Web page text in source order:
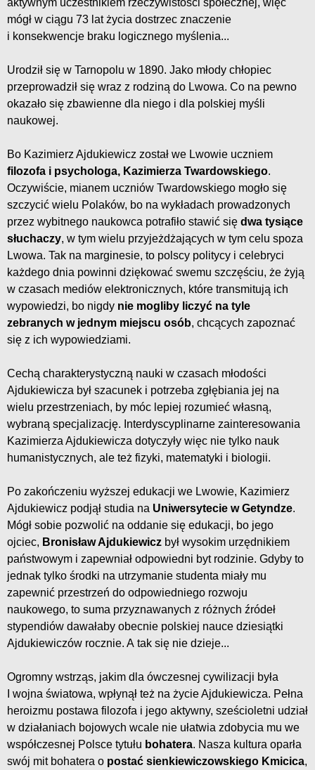
aktywnym uczestnikiem rzeczywistości społecznej, więc
mógł w ciągu 73 lat życia dostrzec znaczenie
i konsekwencje braku logicznego myślenia...
Urodził się w Tarnopolu w 1890. Jako młody chłopiec
przeprowadził się wraz z rodziną do Lwowa. Co na pewno
okazało się zbawienne dla niego i dla polskiej myśli
naukowej.
Bo Kazimierz Ajdukiewicz został we Lwowie uczniem
filozofa i psychologa, Kazimierza Twardowskiego.
Oczywiście, mianem uczniów Twardowskiego mogło się
szczycić wielu Polaków, bo na wykładach prowadzonych
przez wybitnego naukowca potrafiło stawić się dwa tysiące
słuchaczy, w tym wielu przyjeżdżających w tym celu spoza
Lwowa. Tak na marginesie, to polscy politycy i celebryci
każdego dnia powinni dziękować swemu szczęściu, że żyją
w czasach mediów elektronicznych, które transmitują ich
wypowiedzi, bo nigdy nie mogliby liczyć na tyle
zebranych w jednym miejscu osób, chcących zapoznać
się z ich wypowiedziami.
Cechą charakterystyczną nauki w czasach młodości
Ajdukiewicza był szacunek i potrzeba zgłębiania jej na
wielu przestrzeniach, by móc lepiej rozumieć własną,
wybraną specjalizację. Interdyscyplinarne zainteresowania
Kazimierza Ajdukiewicza dotyczyły więc nie tylko nauk
humanistycznych, ale też fizyki, matematyki i biologii.
Po zakończeniu wyższej edukacji we Lwowie, Kazimierz
Ajdukiewicz podjął studia na Uniwersytecie w Getyndze.
Mógł sobie pozwolić na oddanie się edukacji, bo jego
ojciec, Bronisław Ajdukiewicz był wysokim urzędnikiem
państwowym i zapewniał odpowiedni byt rodzinie. Gdyby to
jednak tylko środki na utrzymanie studenta miały mu
zapewnić przestrzeń do odpowiedniego rozwoju
naukowego, to suma przyznawanych z różnych źródeł
stypendiów dawałaby obecnie polskiej nauce dziesiątki
Ajdukiewiczów rocznie. A tak się nie dzieje...
Ogromny wstrząs, jakim dla ówczesnej cywilizacji była
I wojna światowa, wpłynął też na życie Ajdukiewicza. Pełna
heroizmu postawa filozofa i jego aktywny, sześcioletni udział
w działaniach bojowych wcale nie ułatwia zdobycia mu we
współczesnej Polsce tytułu bohatera. Nasza kultura oparła
swój mit bohatera o postać sienkiewiczowskiego Kmicica,